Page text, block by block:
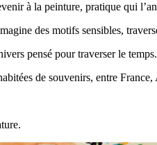
à la peinture, pratique qui
des motifs sensibles,
pensé pour traverser le temps.
de souvenirs, entre